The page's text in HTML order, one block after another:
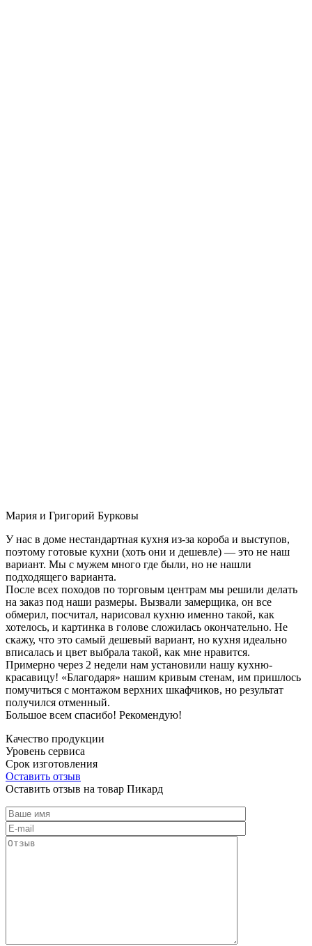
Мария и Григорий Бурковы
У нас в доме нестандартная кухня из-за короба и выступов,
поэтому готовые кухни (хоть они и дешевле) — это не наш
вариант. Мы с мужем много где были, но не нашли
подходящего варианта.
После всех походов по торговым центрам мы решили делать
на заказ под наши размеры. Вызвали замерщика, он все
обмерил, посчитал, нарисовал кухню именно такой, как
хотелось, и картинка в голове сложилась окончательно. Не
скажу, что это самый дешевый вариант, но кухня идеально
вписалась и цвет выбрала такой, как мне нравится.
Примерно через 2 недели нам установили нашу кухню-
красавицу! «Благодаря» нашим кривым стенам, им пришлось
помучиться с монтажом верхних шкафчиков, но результат
получился отменный.
Большое всем спасибо! Рекомендую!
Качество продукции
Уровень сервиса
Срок изготовления
Оставить отзыв
Оставить отзыв на товар Пикард